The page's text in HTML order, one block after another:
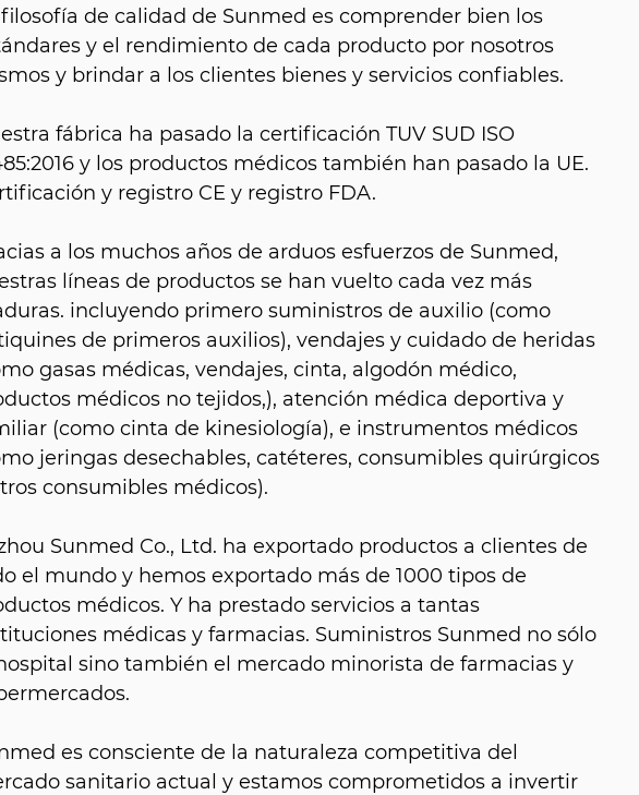
filosofía de calidad de Sunmed es comprender bien los
y el rendimiento de cada producto por nosotros
y brindar a los clientes bienes y servicios confiables.
fábrica ha pasado la certificación TUV SUD ISO
y los productos médicos también han pasado la UE.
y registro CE y registro FDA.
a los muchos años de arduos esfuerzos de Sunmed,
líneas de productos se han vuelto cada vez más
incluyendo primero suministros de auxilio (como
de primeros auxilios), vendajes y cuidado de heridas
gasas médicas, vendajes, cinta, algodón médico,
médicos no tejidos,), atención médica deportiva y
(como cinta de kinesiología), e instrumentos médicos
jeringas desechables, catéteres, consumibles quirúrgicos
consumibles médicos).
Sunmed Co., Ltd. ha exportado productos a clientes de
el mundo y hemos exportado más de 1000 tipos de
médicos. Y ha prestado servicios a tantas
médicas y farmacias. Suministros Sunmed no sólo
sino también el mercado minorista de farmacias y
es consciente de la naturaleza competitiva del
sanitario actual y estamos comprometidos a invertir